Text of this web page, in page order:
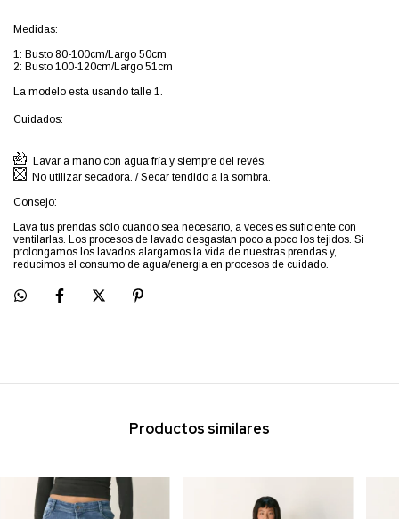
Medidas:
1: Busto 80-100cm/Largo 50cm
2: Busto 100-120cm/Largo 51cm
La modelo esta usando talle 1.
Cuidados:
Lavar a mano con agua fría y siempre del revés.
No utilizar secadora. / Secar tendido a la sombra.
Consejo:
Lava tus prendas sólo cuando sea necesario, a veces es suficiente con
ventilarlas. Los procesos de lavado desgastan poco a poco los tejidos. Si
prolongamos los lavados alargamos la vida de nuestras prendas y,
reducimos el consumo de agua/energia en procesos de cuidado.
Productos similares